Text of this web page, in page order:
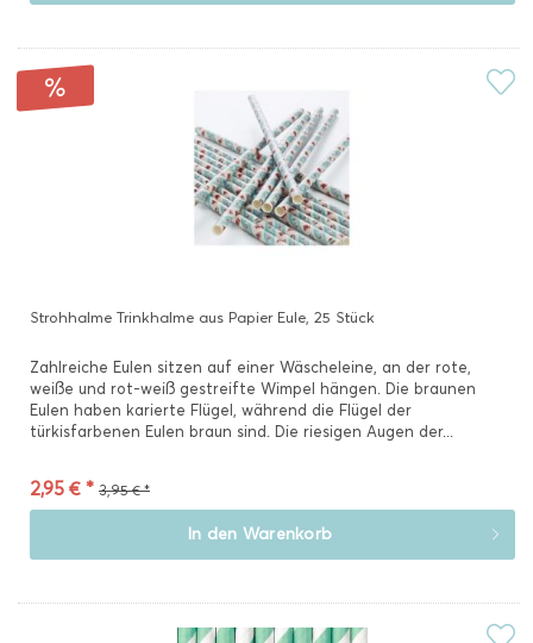
Strohhalme Trinkhalme aus Papier Eule, 25 Stück
Zahlreiche Eulen sitzen auf einer Wäscheleine, an der rote,
weiße und rot-weiß gestreifte Wimpel hängen. Die braunen
Eulen haben karierte Flügel, während die Flügel der
türkisfarbenen Eulen braun sind. Die riesigen Augen der...
2,95 € * 3,95 € *
In den Warenkorb